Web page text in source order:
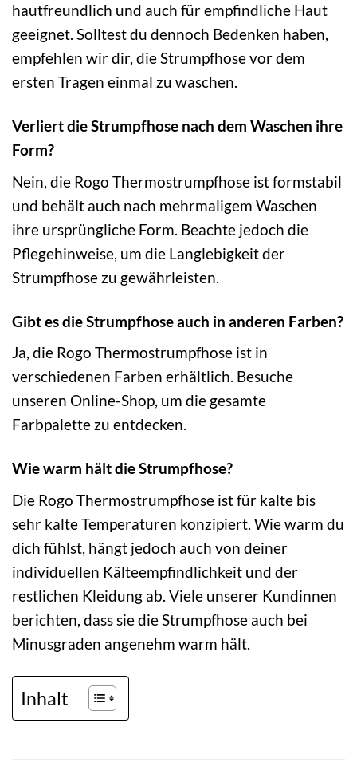
hautfreundlich und auch für empfindliche Haut
geeignet. Solltest du dennoch Bedenken haben,
empfehlen wir dir, die Strumpfhose vor dem
ersten Tragen einmal zu waschen.
Verliert die Strumpfhose nach dem Waschen ihre
Form?
Nein, die Rogo Thermostrumpfhose ist formstabil
und behält auch nach mehrmaligem Waschen
ihre ursprüngliche Form. Beachte jedoch die
Pflegehinweise, um die Langlebigkeit der
Strumpfhose zu gewährleisten.
Gibt es die Strumpfhose auch in anderen Farben?
Ja, die Rogo Thermostrumpfhose ist in
verschiedenen Farben erhältlich. Besuche
unseren Online-Shop, um die gesamte
Farbpalette zu entdecken.
Wie warm hält die Strumpfhose?
Die Rogo Thermostrumpfhose ist für kalte bis
sehr kalte Temperaturen konzipiert. Wie warm du
dich fühlst, hängt jedoch auch von deiner
individuellen Kälteempfindlichkeit und der
restlichen Kleidung ab. Viele unserer Kundinnen
berichten, dass sie die Strumpfhose auch bei
Minusgraden angenehm warm hält.
Inhalt